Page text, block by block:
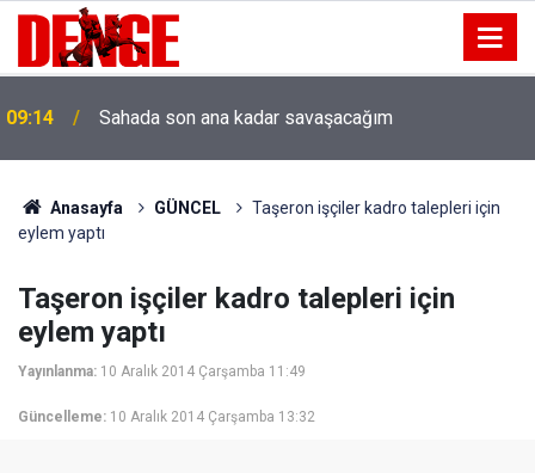
09:14 Sahada son ana kadar savaşacağım
Anasayfa GÜNCEL
Taşeron işçiler kadro talepleri için
eylem yaptı
Taşeron işçiler kadro talepleri için
eylem yaptı
Yayınlanma: 10 Aralık 2014 Çarşamba 11:49
Güncelleme: 10 Aralık 2014 Çarşamba 13:32